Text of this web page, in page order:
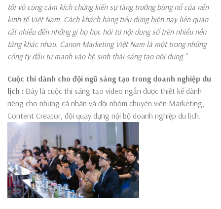
tôi vô cùng cảm kích chứng kiến sự tăng trưởng bùng nổ của nền
kinh tế Việt Nam. Cách khách hàng tiêu dùng hiện nay liên quan
rất nhiều đến những gì họ học hỏi từ nội dung số trên nhiều nền
tảng khác nhau. Canon Marketing Việt Nam là một trong những
công ty đầu tư mạnh vào hệ sinh thái sáng tạo nội dung.”
Cuộc thi dành cho đội ngũ sáng tạo trong doanh nghiệp du
lịch : Đây là cuộc thi sáng tạo video ngắn được thiết kế dành
riêng cho những cá nhân và đội nhóm chuyên viên Marketing,
Content Creator, đội quay dựng nội bộ doanh nghiệp du lịch.